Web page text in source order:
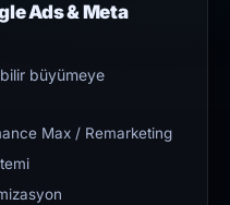
Ads & Meta
büyümeye
Max / Remarketing